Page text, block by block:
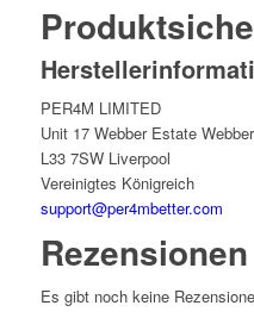
PER4M LIMITED
Unit 17 Webber Estate
L33 7SW Liverpool
Vereinigtes Königreich
support@per4mbetter.com
Rezensionen
Es gibt noch keine